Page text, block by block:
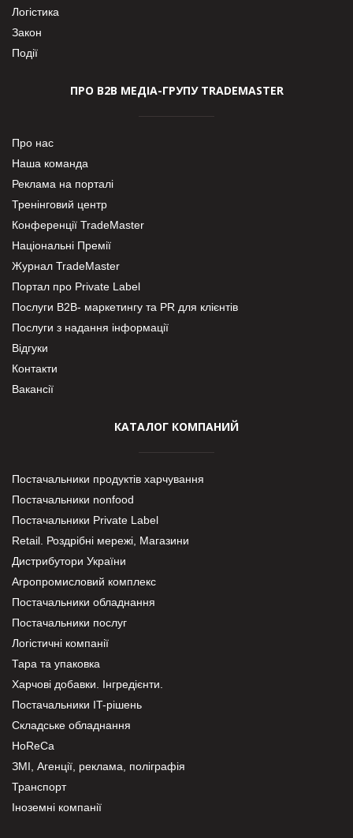
Логістика
Закон
Події
ПРО В2В МЕДІА-ГРУПУ TRADEMASTER
Про нас
Наша команда
Реклама на порталі
Тренінговий центр
Конференції TradeMaster
Національні Премії
Журнал TradeMaster
Портал про Private Label
Послуги В2В- маркетингу та PR для клієнтів
Послуги з надання інформації
Відгуки
Контакти
Вакансії
КАТАЛОГ КОМПАНИЙ
Постачальники продуктів харчування
Постачальники nonfood
Постачальники Private Label
Retail. Роздрібні мережі, Магазини
Дистрибутори України
Агропромисловий комплекс
Постачальники обладнання
Постачальники послуг
Логістичні компанії
Тара та упаковка
Харчові добавки. Інгредієнти.
Постачальники IT-рішень
Складське обладнання
HoReCa
ЗМІ, Агенції, реклама, поліграфія
Транспорт
Іноземні компанії